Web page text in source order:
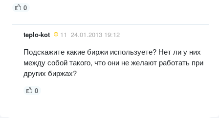
0
teplo-kot 11 24.01.2013 19:12
Подскажите какие биржи используете? Нет ли у них
между собой такого, что они не желают работать при
других биржах?
0